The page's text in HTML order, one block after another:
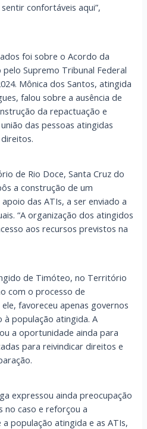
confortáveis aqui”,
foi sobre o Acordo da
Supremo Tribunal Federal
Mônica dos Santos, atingida
falou sobre a ausência de
da repactuação e
das pessoas atingidas
de Rio Doce, Santa Cruz do
a construção de um
das ATIs, a ser enviado a
“A organização dos atingidos
aos recursos previstos na
de Timóteo, no Território
com o processo de
favoreceu apenas governos
população atingida. A
a oportunidade ainda para
para reivindicar direitos e
expressou ainda preocupação
no caso e reforçou a
população atingida e as ATIs,